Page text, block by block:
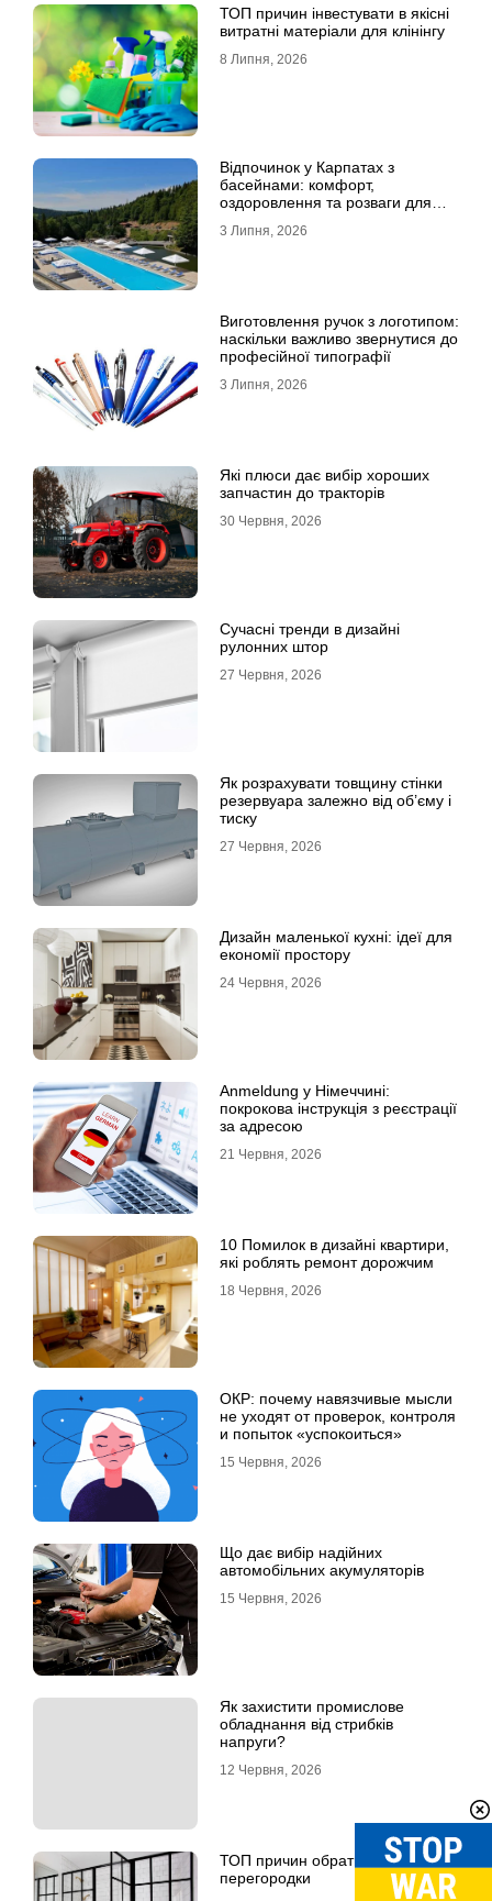
ТОП причин інвестувати в якісні
витратні матеріали для клінінгу
8 Липня, 2026
Відпочинок у Карпатах з
басейнами: комфорт,
оздоровлення та розваги для
3 Липня, 2026
Виготовлення ручок з логотипом:
наскільки важливо звернутися до
професійної типографії
3 Липня, 2026
Які плюси дає вибір хороших
запчастин до тракторів
30 Червня, 2026
Сучасні тренди в дизайні
рулонних штор
27 Червня, 2026
Як розрахувати товщину стінки
резервуара залежно від об’єму і
тиску
27 Червня, 2026
Дизайн маленької кухні: ідеї для
економії простору
24 Червня, 2026
Anmeldung у Німеччині:
покрокова інструкція з реєстрації
за адресою
21 Червня, 2026
10 Помилок в дизайні квартири,
які роблять ремонт дорожчим
18 Червня, 2026
ОКР: почему навязчивые мысли
не уходят от проверок, контроля
и попыток «успокоиться»
15 Червня, 2026
Що дає вибір надійних
автомобільних акумуляторів
15 Червня, 2026
Як захистити промислове
обладнання від стрибків
напруги?
12 Червня, 2026
ТОП причин обрати скляні LOFT
перегородки